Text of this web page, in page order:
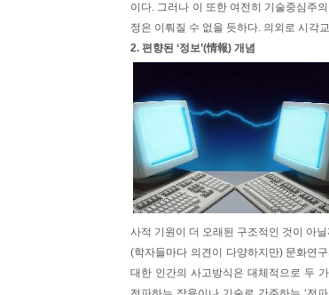
이다. 그러나 이 또한 여전히 기술중심주
정은 이뤄질 수 없을 듯하다. 의외로 시각
2. 편향된 ‘정보’(情報) 개념
사적 기원이 더 오래된 구조적인 것이 아
(학자들마다 의견이 다양하지만) 문화연
대한 인간의 사고방식은 대체적으로 두